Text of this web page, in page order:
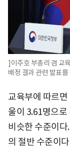
]이주호 부총리 겸 교
배정 결과 관련 발표
교육부에 따르
울이 3.61명으
비슷한 수준이
의 절반 수준이